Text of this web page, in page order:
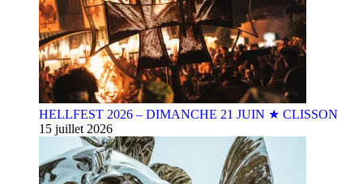
HELLFEST 2026 – DIMANCHE 21 JUIN ★ CLISSON
15 juillet 2026